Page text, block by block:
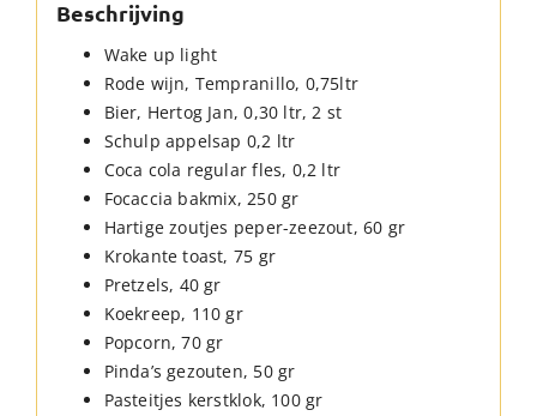
Beschrijving
Wake up light
Rode wijn, Tempranillo, 0,75ltr
Bier, Hertog Jan, 0,30 ltr, 2 st
Schulp appelsap 0,2 ltr
Coca cola regular fles, 0,2 ltr
Focaccia bakmix, 250 gr
Hartige zoutjes peper-zeezout, 60 gr
Krokante toast, 75 gr
Pretzels, 40 gr
Koekreep, 110 gr
Popcorn, 70 gr
Pinda’s gezouten, 50 gr
Pasteitjes kerstklok, 100 gr